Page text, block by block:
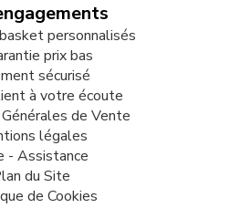
personnalisés
prix bas
sécurisé
à votre écoute
de Vente
légales
- Assistance
du Site
de Cookies